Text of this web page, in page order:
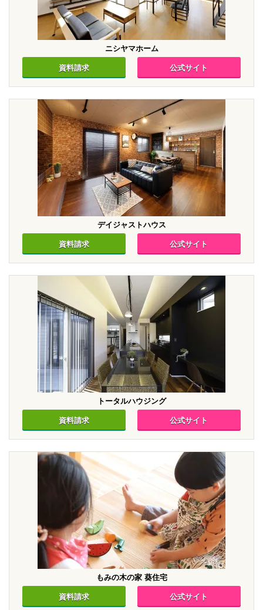
ニシヤマホーム
資料請求 公式サイト
デイジャストハウス
資料請求 公式サイト
トータルハウジング
資料請求 公式サイト
もみの木の家 葵住宅
資料請求 公式サイト